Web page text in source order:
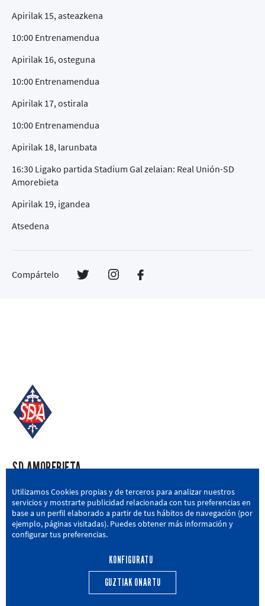
Apirilak 15, asteazkena
10:00 Entrenamendua
Apirilak 16, osteguna
10:00 Entrenamendua
Apirilak 17, ostirala
10:00 Entrenamendua
Apirilak 18, larunbata
16:30 Ligako partida Stadium Gal zelaian: Real Unión-SD
Amorebieta
Apirilak 19, igandea
Atsedena
Compártelo
SD AMOREBIETA
San Miguel Kalea, 16, 48340 Amorebieta, Bizkaia
946 604 751 | sda@sdamorebieta.eus
EGUTEGIA
Utilizamos Cookies propias y de terceros para analizar nuestros
servicios y mostrarte publicidad relacionada con tus preferencias en
base a un perfil elaborado a partir de tus hábitos de navegación (por
ejemplo, páginas visitadas). Puedes obtener más información y
configurar tus preferencias.
KONFIGURATU
GUZTIAK ONARTU